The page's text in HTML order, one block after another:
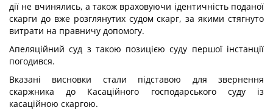
дії не вчинялись, а також враховуючи ідентичність поданої
скарги до вже розглянутих судом скарг, за якими стягнуто
витрати на правничу допомогу.
Апеляційний суд з такою позицією суду першої інстанції
погодився.
Вказані висновки стали підставою для звернення
скаржника до Касаційного господарського суду із
касаційною скаргою.